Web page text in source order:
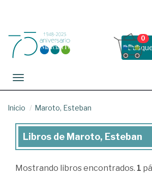
0
Toggle navigation
Inicio Maroto, Esteban
Libros
Maroto,
Libros de Maroto, Esteban
Mostrando libros encontrados. 1